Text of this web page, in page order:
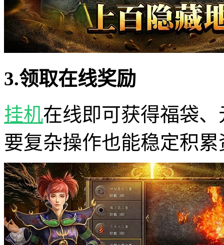
3.领取在线奖励
挂机在线即可获得福袋
要复杂操作也能稳定积累